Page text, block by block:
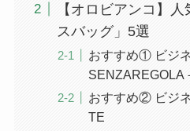
【オロビアンコ】
スバッグ」5選
おすすめ① ビジ
SENZAREGOLA
おすすめ② ビジ
TE